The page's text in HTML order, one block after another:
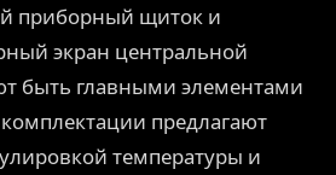
приборный щиток и
экран центральной
быть главными элементами
предлагают
температуры и